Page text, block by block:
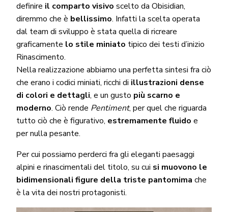
definire il comparto visivoscelto da Obisidian,
diremmo che è bellissimo. Infatti la scelta operata
dal team di sviluppo è stata quella di ricreare
graficamente lo stile miniato tipico dei testi d’inizio
Rinascimento.
Nella realizzazione abbiamo una perfetta sintesi fra ciò
che erano i codici miniati, ricchi di illustrazioni dense
di colori e dettagli, e un gusto più scarno e
moderno. Ciò rende Pentiment, per quel che riguarda
tutto ciò che è figurativo, estremamente fluidoe
per nulla pesante.
Per cui possiamo perderci fra gli eleganti paesaggi
alpini e rinascimentali del titolo, su cui si muovono le
bidimensionali figure della triste pantomimache
è la vita dei nostri protagonisti.